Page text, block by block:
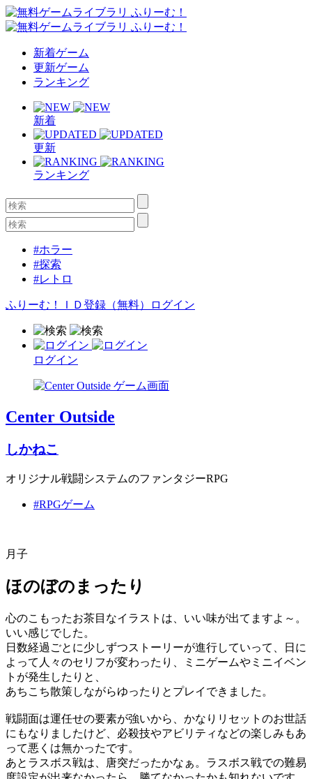
新着ゲーム
更新ゲーム
ランキング
新着
更新
ランキング
#ホラー
#探索
#レトロ
ふりーむ！ＩＤ登録（無料） ログイン
ログイン
Center Outside
しかねこ
オリジナル戦闘システムのファンタジーRPG
#RPGゲーム
月子
ほのぼのまったり
心のこもったお茶目なイラストは、いい味が出てますよ～。
いい感じでした。
日数経過ごとに少しずつストーリーが進行していって、日に
よって人々のセリフが変わったり、ミニゲームやミニイベン
トが発生したりと、
あちこち散策しながらゆったりとプレイできました。
戦闘面は運任せの要素が強いから、かなりリセットのお世話
にもなりましたけど、必殺技やアビリティなどの楽しみもあ
って悪くは無かったです。
あとラスボス戦は、唐突だったかなぁ。ラスボス戦での難易